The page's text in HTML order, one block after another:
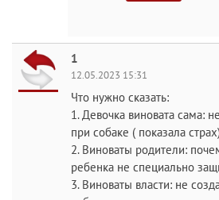
1
12.05.2023 15:31
Что нужно сказать:
1. Девочка виновата сама:
при собаке ( показала
2. Виноваты родители:
ребенка не специально
3. Виноваты власти: не